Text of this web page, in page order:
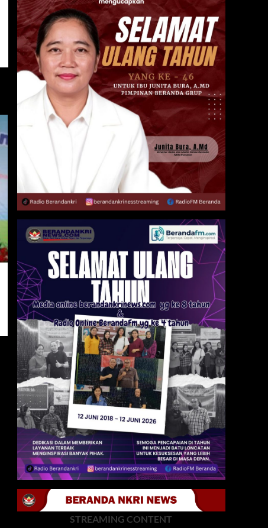
STREAMING CONTENT